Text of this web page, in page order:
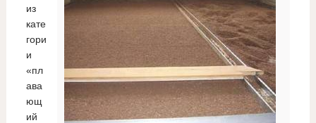
из
кате
гори
и
«пл
ава
ющ
ий